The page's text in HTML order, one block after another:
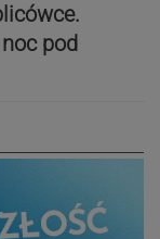
pod